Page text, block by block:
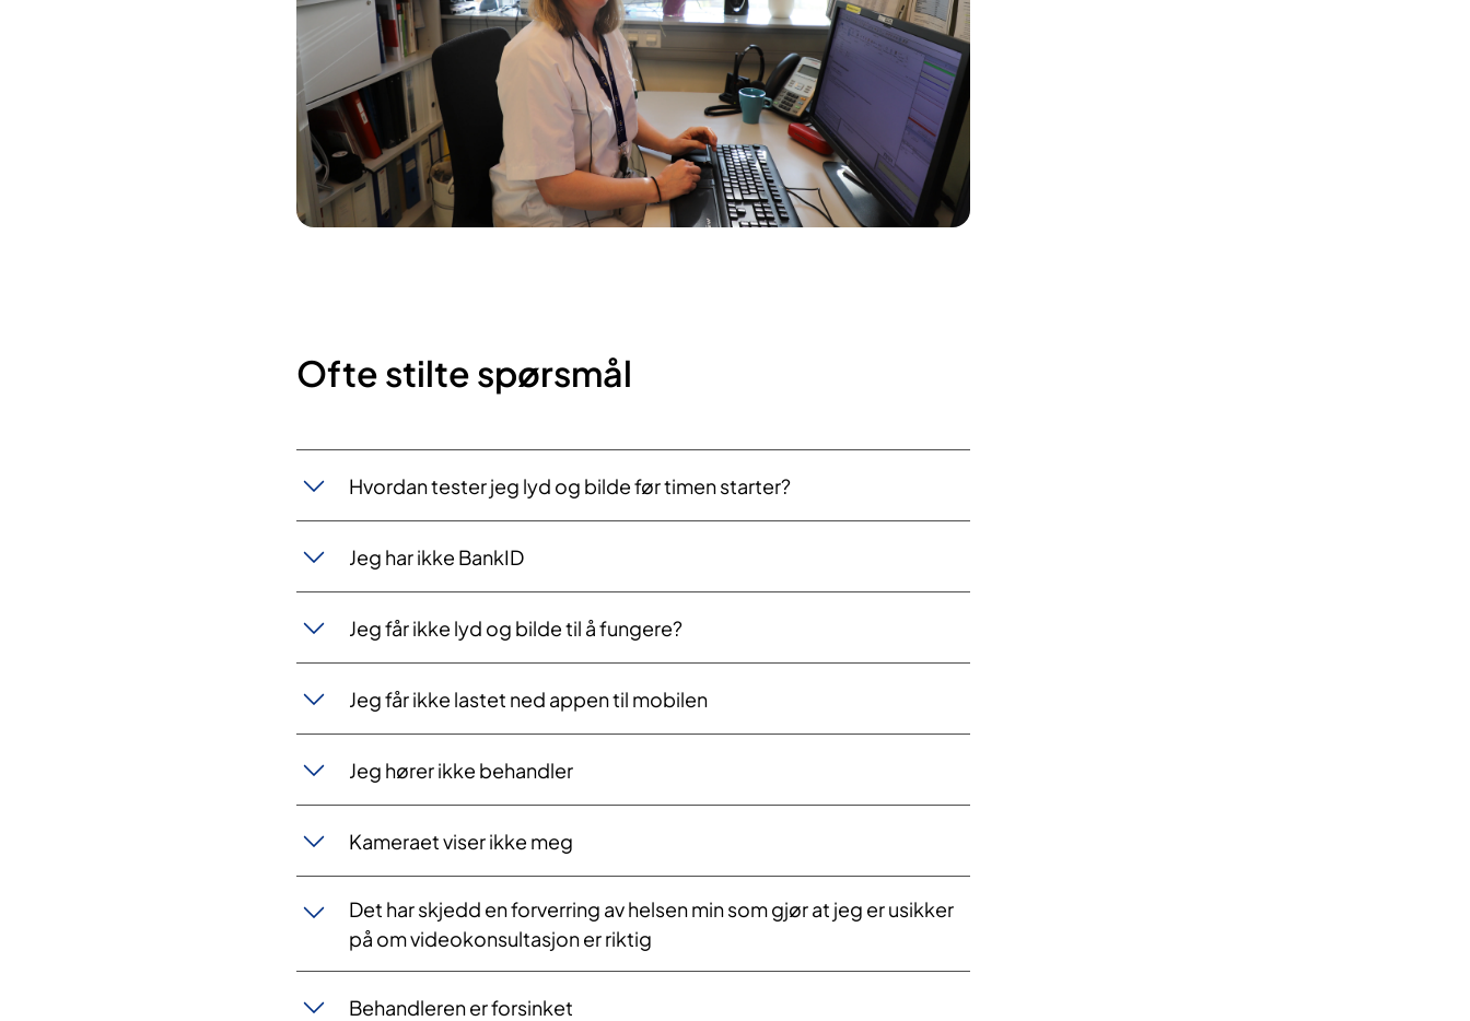
Ofte stilte spørsmål
Hvordan tester jeg lyd og bilde før timen starter?
Jeg har ikke BankID
Jeg får ikke lyd og bilde til å fungere?
Jeg får ikke lastet ned appen til mobilen
Jeg hører ikke behandler
Kameraet viser ikke meg
Det har skjedd en forverring av helsen min som gjør at jeg er usikker
på om videokonsultasjon er riktig
Behandleren er forsinket